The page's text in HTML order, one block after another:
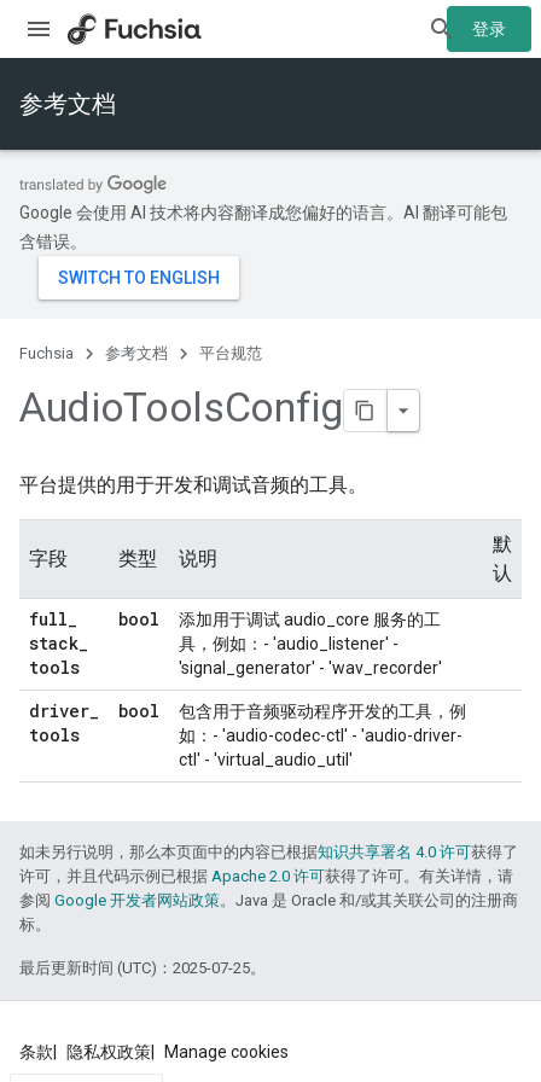
登录
参考文档
Google 会使用 AI 技术将内容翻译成您偏好的语言。AI 翻译可能包
含错误。
Fuchsia 参考文档 平台规范
AudioToolsConfig
平台提供的用于开发和调试音频的工具。
字段 类型 说明
默
认
full_
stack_
tools
bool
添加用于调试 audio_core 服务的工
具，例如：- 'audio_listener' -
'signal_generator' - 'wav_recorder'
driver_
tools
bool
包含用于音频驱动程序开发的工具，例
如：- 'audio-codec-ctl' - 'audio-driver-
ctl' - 'virtual_audio_util'
如未另行说明，那么本页面中的内容已根据知识共享署名 4.0 许可获得了
许可，并且代码示例已根据 Apache 2.0 许可获得了许可。有关详情，请
参阅 Google 开发者网站政策。Java 是 Oracle 和/或其关联公司的注册商
标。
最后更新时间 (UTC)：2025-07-25。
条款 隐私权政策 Manage cookies